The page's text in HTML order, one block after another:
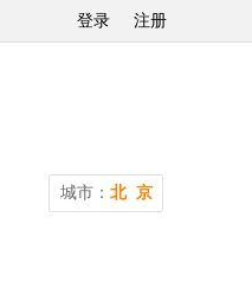
注册
登录
城市： 北 京